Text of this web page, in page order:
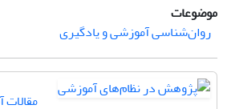
موضوعات
روان‌شناسی آموزشی و یادگیری
مقالات